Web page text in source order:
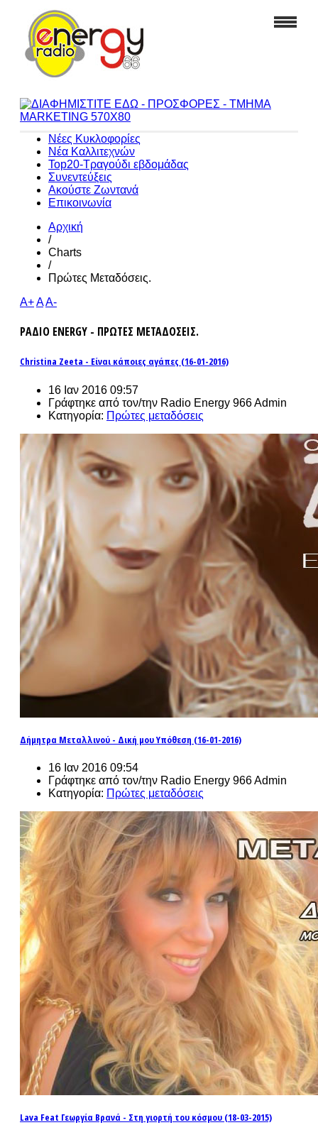
Νέες Κυκλοφορίες
Νέα Καλλιτεχνών
Top20-Τραγούδι εβδομάδας
Συνεντεύξεις
Ακούστε Ζωντανά
Επικοινωνία
Αρχική
/
Charts
/
Πρώτες Μεταδόσεις.
A+AA-
ΡΑΔΙΟ ENERGY - ΠΡΩΤΕΣ ΜΕΤΑΔΟΣΕΙΣ.
Christina Zeeta - Είναι κάποιες αγάπες (16-01-2016)
16 Ιαν 2016 09:57
Γράφτηκε από τον/την Radio Energy 966 Admin
Κατηγορία: Πρώτες μεταδόσεις
Δήμητρα Μεταλλινού - Δική μου Υπόθεση (16-01-2016)
16 Ιαν 2016 09:54
Γράφτηκε από τον/την Radio Energy 966 Admin
Κατηγορία: Πρώτες μεταδόσεις
Lava Feat Γεωργία Βρανά - Στη γιορτή του κόσμου (18-03-2015)